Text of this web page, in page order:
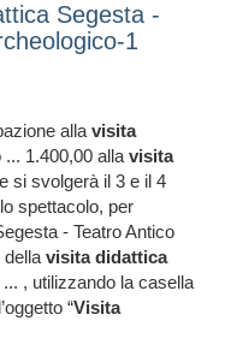
Segesta -
1
allavisita
1.400,00 allavisita
si svolgerà il 3 e il 4
spettacolo, per
- Teatro Antico
dellavisita didattica
, utilizzando la casella
“Visita